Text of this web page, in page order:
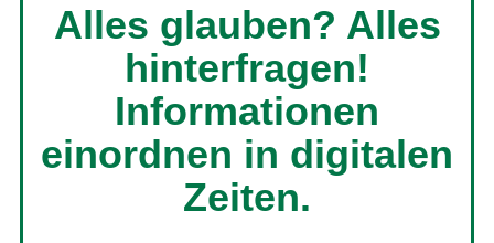
Alles glauben? Alles
hinterfragen!
Informationen
einordnen in digitalen
Zeiten.